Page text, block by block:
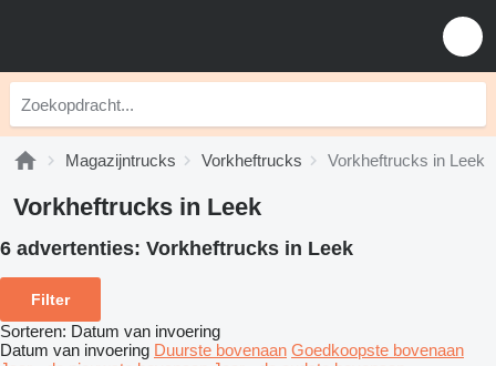
Magazijntrucks Vorkheftrucks Vorkheftrucks in Leek
Vorkheftrucks in Leek
6 advertenties: Vorkheftrucks in Leek
Filter
Sorteren: Datum van invoering
Datum van invoering Duurste bovenaan Goedkoopste bovenaan